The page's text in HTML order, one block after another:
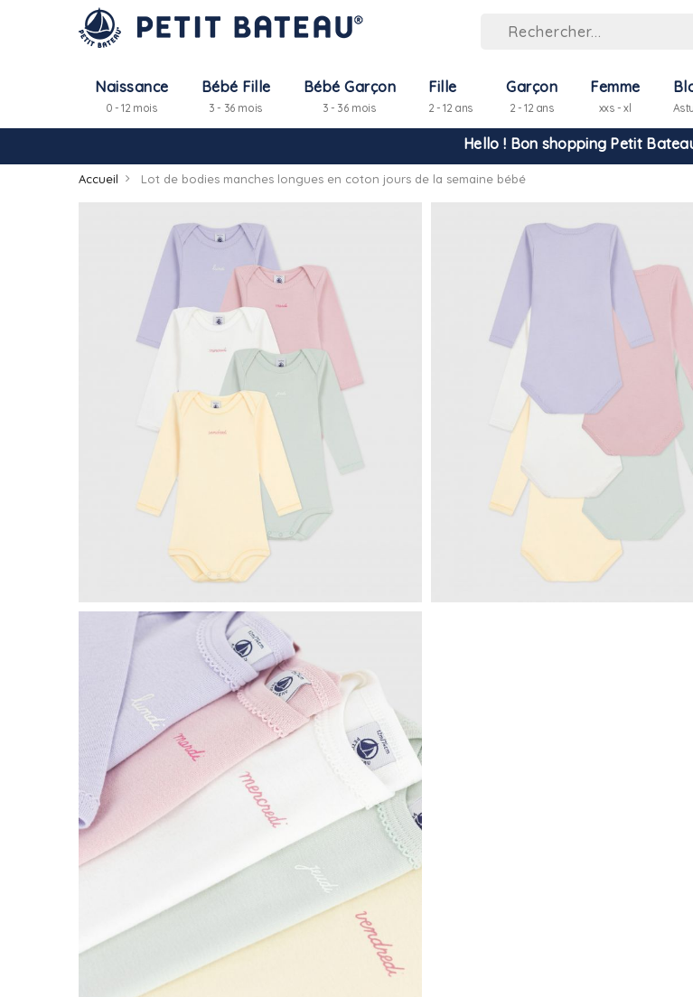
Naissance
0 - 12 mois
Bébé Fille
3 - 36 mois
Bébé Garçon
3 - 36 mois
Fille
2 - 12 ans
Garçon
2 - 12 ans
Femme
xxs - xl
Hello ! Bon shopping Petit
-10% pour tout paiement par carte
Accueil Lot de bodies manches longues en coton jours de la semaine bébé